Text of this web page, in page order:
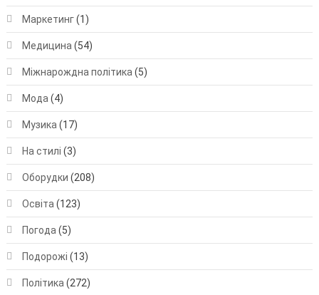
Маркетинг(1)
Медицина (54)
Міжнарождна політика (5)
Мода (4)
Музика (17)
На стилі (3)
Оборудки (208)
Освіта (123)
Погода (5)
Подорожі (13)
Політика (272)